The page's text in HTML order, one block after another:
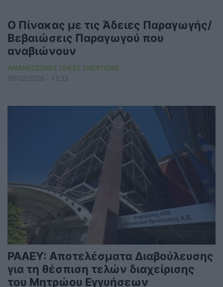
Ο Πίνακας με τις Άδειες Παραγωγής/
Βεβαιώσεις Παραγωγού που
αναβιώνουν
ΑΝΑΝΕΩΣΙΜΕΣ ΠΗΓΕΣ ΕΝΕΡΓΕΙΑΣ
09/02/2026 - 13:33
ΡΑΑΕΥ: Αποτελέσματα Διαβούλευσης
για τη θέσπιση τελών διαχείρισης
του Μητρώου Εγγυήσεων